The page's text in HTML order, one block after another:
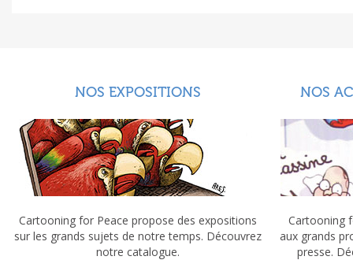
NOS EXPOSITIONS
Cartooning for Peace propose des expositions
sur les grands sujets de notre temps. Découvrez
notre catalogue.
NOS
Cartooning
aux grands
presse.